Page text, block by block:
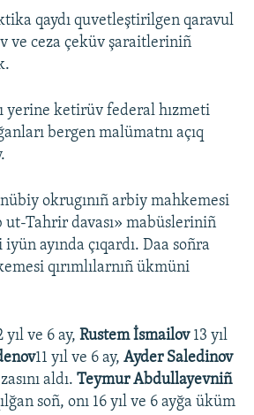
qaydı quvetleştirilgen qaravul
ve ceza çeküv şaraitleriniñ
yerine ketirüv federal hızmeti
bergen malümatnı açıq
okrugınıñ arbiy mahkemesi
Tahrir davası» mabüsleriniñ
ayında çıqardı. Daa soñra
qırımlılarnıñ ükmüni
yıl ve 6 ay, Rustem İsmailov13 yıl
11 yıl ve 6 ay, Ayder Saledinov
aldı. Teymur Abdullayevniñ
soñ, onı 16 yıl ve 6 ayğa üküm